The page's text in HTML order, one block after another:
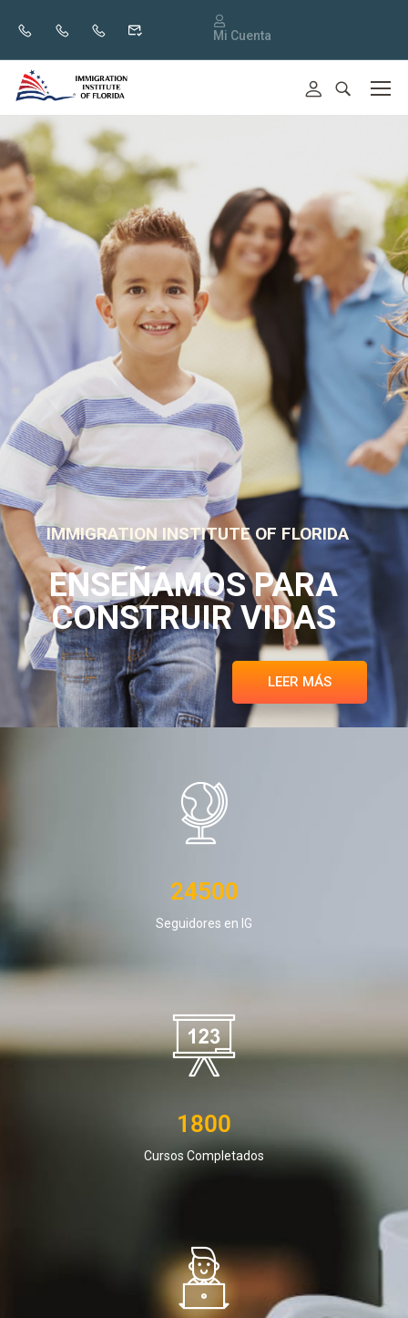
Mi Cuenta
IMMIGRATION INSTITUTE OF FLORIDA
ENSEÑAMOS PARA
CONSTRUIR VIDAS
LEER MÁS
24500
Seguidores en IG
1800
Cursos Completados